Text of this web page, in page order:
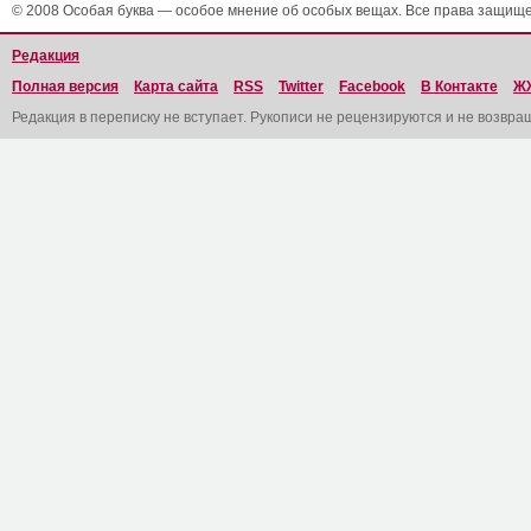
© 2008 Особая буква — особое мнение об особых вещах. Все права
Редакция
Полная версия
Карта сайта RSS Twitter Facebook В Контакте
Редакция в переписку не вступает. Рукописи не рецензируются и не